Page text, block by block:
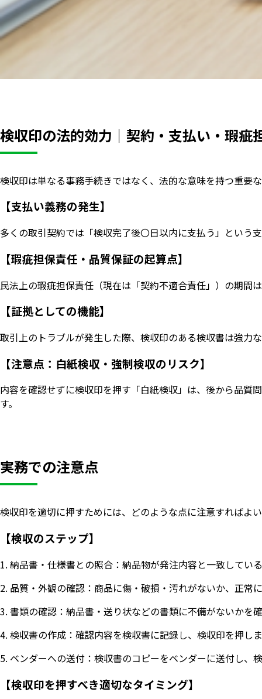
検収印の法的効力｜契約・支払い・瑕疵
検収印は単なる事務手続きではなく、法的な意味を持つ重要
【支払い義務の発生】
多くの取引契約では「検収完了後〇日以内に支払う」という
【瑕疵担保責任・品質保証の起算点】
民法上の瑕疵担保責任（現在は「契約不適合責任」）の期間
【証拠としての機能】
取引上のトラブルが発生した際、検収印のある検収書は強力
【注意点：白紙検収・強制検収のリスク】
内容を確認せずに検収印を押す「白紙検収」は、後から品質
す。
実務での注意点
検収印を適切に押すためには、どのような点に注意すればよ
【検収のステップ】
1. 納品書・仕様書との照合：納品物が発注内容と一致してい
2. 品質・外観の確認：商品に傷・破損・汚れがないか、正常
3. 書類の確認：納品書・送り状などの書類に不備がないかを
4. 検収書の作成：確認内容を検収書に記録し、検収印を押し
5. ベンダーへの送付：検収書のコピーをベンダーに送付し、
【検収印を押すべき適切なタイミング】